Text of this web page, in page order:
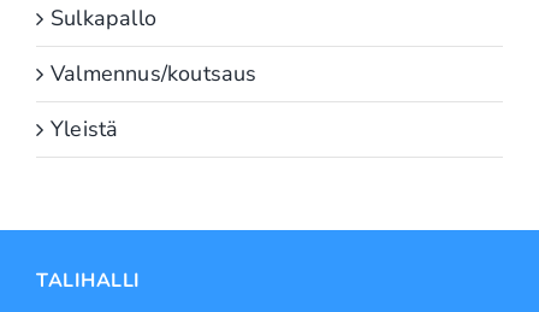
Sulkapallo
Valmennus/koutsaus
Yleistä
TALIHALLI